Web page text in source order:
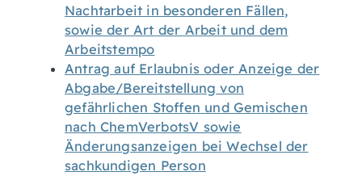
Nachtarbeit in besonderen Fällen,
sowie der Art der Arbeit und dem
Arbeitstempo
Antrag auf Erlaubnis oder Anzeige der
Abgabe/Bereitstellung von
gefährlichen Stoffen und Gemischen
nach ChemVerbotsV sowie
Änderungsanzeigen bei Wechsel der
sachkundigen Person